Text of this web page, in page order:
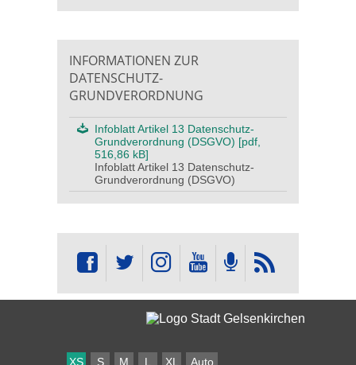
INFORMATIONEN ZUR
DATENSCHUTZ-
GRUNDVERORDNUNG
Infoblatt Artikel 13 Datenschutz-
Grundverordnung (DSGVO) [pdf,
516,86 kB]
Infoblatt Artikel 13 Datenschutz-
Grundverordnung (DSGVO)
XS S M L XL Auto